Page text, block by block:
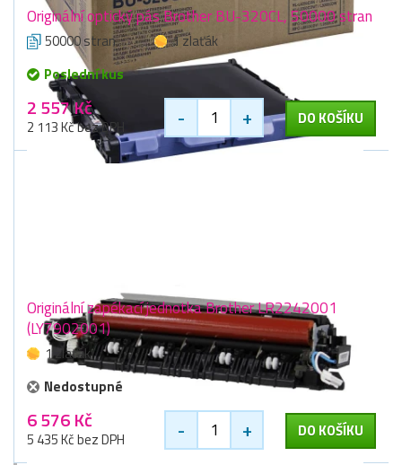
Originální optický pás Brother BU-320CL, 50000 stran
50000 stran
1 zlaťák
Poslední kus
2 557 Kč
2 113 Kč bez DPH - + DO KOŠÍKU
Originální zapékací jednotka Brother LR2242001
(LY7902001)
1 zlaťák
Nedostupné
6 576 Kč
5 435 Kč bez DPH - + DO KOŠÍKU